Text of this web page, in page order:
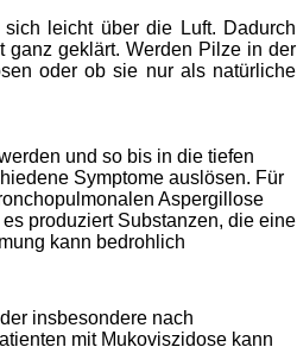
leicht über die Luft. Dadurch
ganz geklärt. Werden Pilze in der
oder ob sie nur als natürliche
und so bis in die tiefen
Symptome auslösen. Für
Aspergillose
produziert Substanzen, die eine
kann bedrohlich
insbesondere nach
mit Mukoviszidose kann